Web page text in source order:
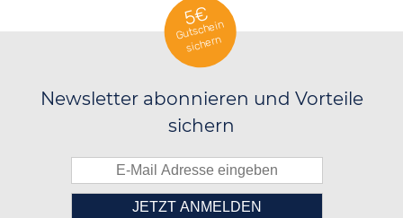
5€
Gutschein
sichern
Newsletter abonnieren und Vorteile
sichern